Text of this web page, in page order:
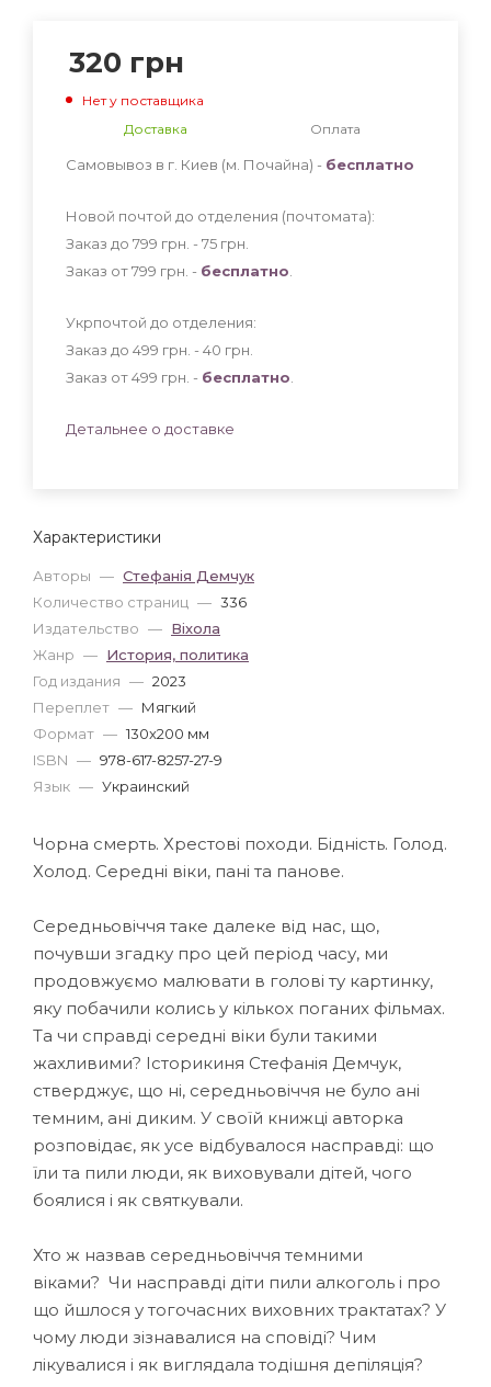
Характеристики
Авторы — Стефанія Демчук
Количество страниц — 336
Издательство — Віхола
Жанр — История, политика
Год издания — 2023
Переплет — Мягкий
Формат — 130x200 мм
ISBN — 978-617-8257-27-9
Язык — Украинский
320 грн
Нет у поставщика
Доставка
Оплата
Самовывоз в г. Киев (м. Почайна) - бесплатно
Новой почтой до отделения (почтомата):
Заказ до 799 грн. - 75 грн
Заказ от 799 грн. - бесплатно
Укрпочтой до отделения:
Заказ до 499 грн. - 40 грн
Заказ от 499 грн. - бесплатно
Детальнее о доставке
Чорна смерть. Хрестові походи. Бідність. Голод.
Холод. Середні віки, пані та панове.
Середньовіччя таке далеке від нас, що,
почувши згадку про цей період часу, ми
продовжуємо малювати в голові ту картинку,
яку побачили колись у кількох поганих фільмах.
Та чи справді середні віки були такими
жахливими? Історикиня Стефанія Демчук,
стверджує, що ні, середньовіччя не було ані
темним, ані диким. У своїй книжці авторка
розповідає, як усе відбувалося насправді: що
їли та пили люди, як виховували дітей, чого
боялися і як святкували.
Хто ж назвав середньовіччя темними
віками? Чи насправді діти пили алкоголь і про
що йшлося у тогочасних виховних трактатах? У
чому люди зізнавалися на сповіді? Чим
лікувалися і як виглядала тодішня депіляція?